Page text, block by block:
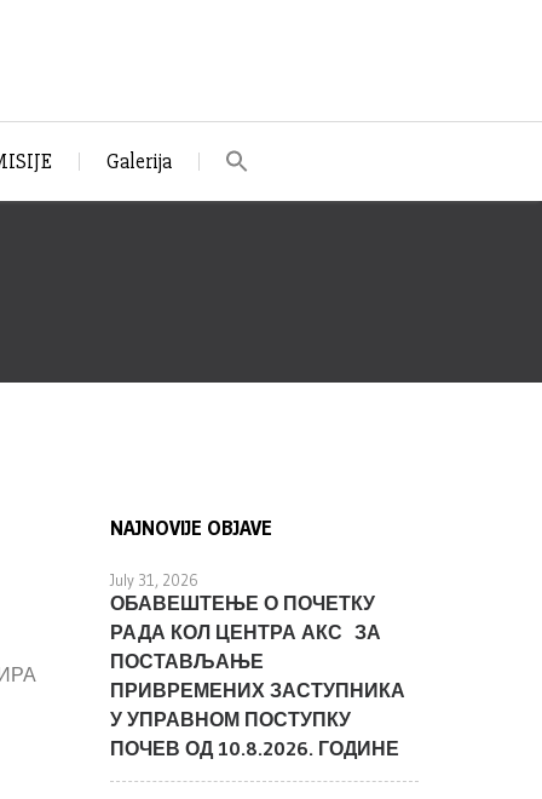
Galerija
NAJNOVIJE OBJAVE
July 31, 2026
ОБАВЕШТЕЊЕ О ПОЧЕТКУ
РАДА КОЛ ЦЕНТРА АКС ЗА
ПОСТАВЉАЊЕ
ПРИВРЕМЕНИХ ЗАСТУПНИКА
У УПРАВНОМ ПОСТУПКУ
ПОЧЕВ ОД 10.8.2026. ГОДИНЕ